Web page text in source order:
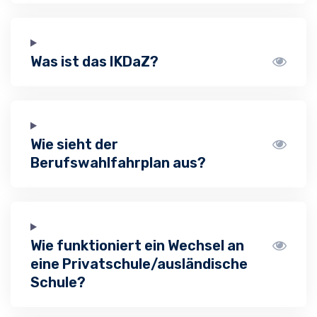
Was ist das IKDaZ?
Wie sieht der
Berufswahlfahrplan aus?
Wie funktioniert ein Wechsel an
eine Privatschule/ausländische
Schule?